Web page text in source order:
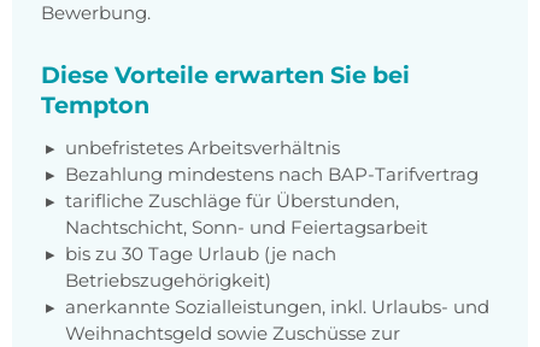
Bewerbung.
Diese Vorteile erwarten Sie bei
Tempton
unbefristetes Arbeitsverhältnis
Bezahlung mindestens nach BAP-Tarifvertrag
tarifliche Zuschläge für Überstunden,
Nachtschicht, Sonn- und Feiertagsarbeit
bis zu 30 Tage Urlaub (je nach
Betriebszugehörigkeit)
anerkannte Sozialleistungen, inkl. Urlaubs- und
Weihnachtsgeld sowie Zuschüsse zur